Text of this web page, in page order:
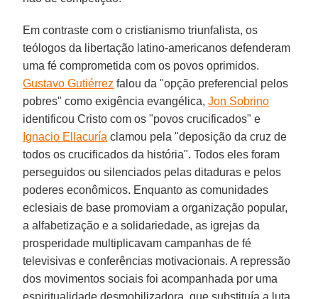
Em contraste com o cristianismo triunfalista, os
teólogos da libertação latino-americanos defenderam
uma fé comprometida com os povos oprimidos.
Gustavo Gutiérrez falou da "opção preferencial pelos
pobres" como exigência evangélica,Jon Sobrino
identificou Cristo com os "povos crucificados" e
Ignacio Ellacuría clamou pela "deposição da cruz de
todos os crucificados da história". Todos eles foram
perseguidos ou silenciados pelas ditaduras e pelos
poderes econômicos. Enquanto as comunidades
eclesiais de base promoviam a organização popular,
a alfabetização e a solidariedade, as igrejas da
prosperidade multiplicavam campanhas de fé
televisivas e conferências motivacionais. A repressão
dos movimentos sociais foi acompanhada por uma
espiritualidade desmobilizadora, que substituía a luta